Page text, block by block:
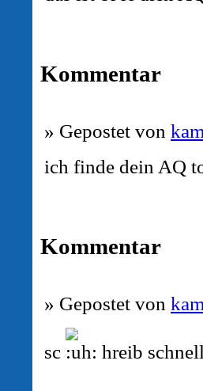
Kommentar
» Gepostet von
ich finde dein AQ
Kommentar
» Gepostet von
sc hreib